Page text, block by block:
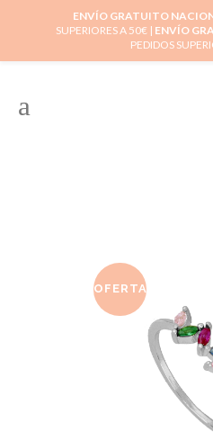
OFERTA
ENVÍO GRATUITO
SUPERIORES A 50€ | ENVÍO
PEDIDOS